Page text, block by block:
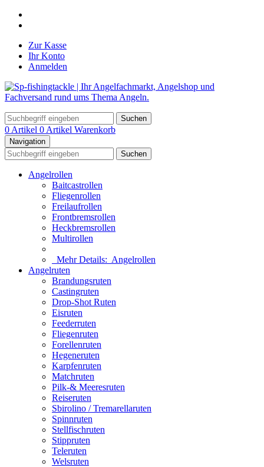
Zur Kasse
Ihr Konto
Anmelden
Suchen
0 Artikel 0 Artikel Warenkorb
Navigation
Suchen
Angelrollen
Baitcastrollen
Fliegenrollen
Freilaufrollen
Frontbremsrollen
Heckbremsrollen
Multirollen
Mehr Details: Angelrollen
Angelruten
Brandungsruten
Castingruten
Drop-Shot Ruten
Eisruten
Feederruten
Fliegenruten
Forellenruten
Hegeneruten
Karpfenruten
Matchruten
Pilk-& Meeresruten
Reiseruten
Sbirolino / Tremarellaruten
Spinnruten
Stellfischruten
Stippruten
Teleruten
Welsruten